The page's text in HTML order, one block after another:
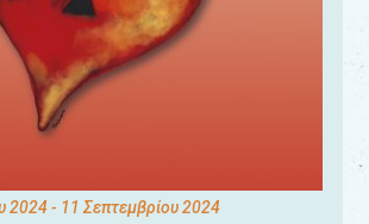
2024- 11 Σεπτεμβρίου 2024